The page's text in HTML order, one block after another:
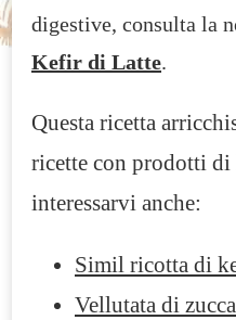
digestive, consulta la
Kefir di Latte.
Questa ricetta
ricette con prodotti di
interessarvi anche:
Simil ricotta di
Vellutata di